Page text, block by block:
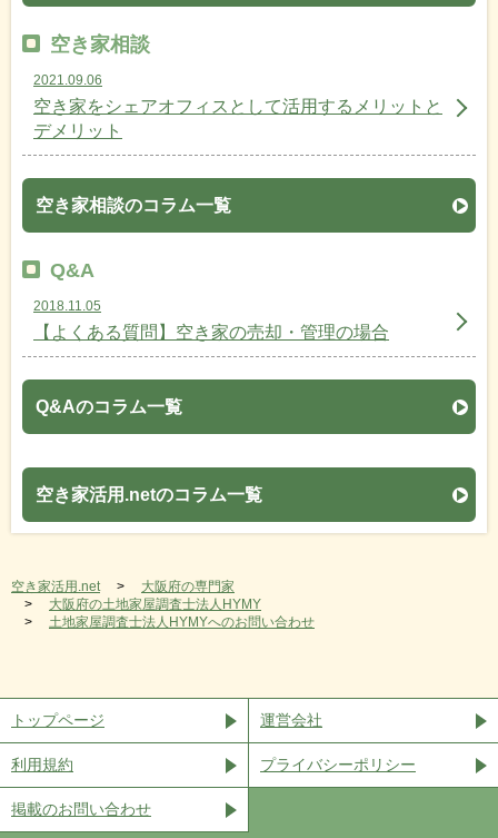
空き家相談
2021.09.06
空き家をシェアオフィスとして活用するメリットと
デメリット
空き家相談のコラム一覧
Q&A
2018.11.05
【よくある質問】空き家の売却・管理の場合
Q&Aのコラム一覧
空き家活用.netのコラム一覧
空き家活用.net
大阪府の専門家
大阪府の土地家屋調査士法人HYMY
土地家屋調査士法人HYMYへのお問い合わせ
トップページ 運営会社
利用規約 プライバシーポリシー
掲載のお問い合わせ